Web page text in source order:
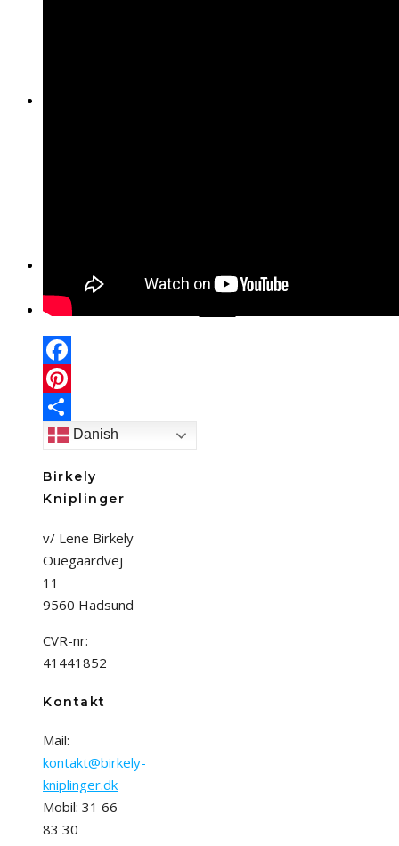
Facebook
Pinterest
ShareDanish
Birkely
Kniplinger
v/ Lene Birkely
Ouegaardvej
11
9560 Hadsund
CVR-nr:
41441852
Kontakt
Mail:
kontakt@birkely-
kniplinger.dk
Mobil: 31 66
83 30